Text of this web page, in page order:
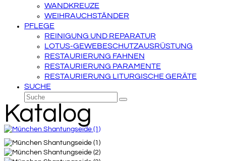
WANDKREUZE
WEIHRAUCHSTÄNDER
PFLEGE
REINIGUNG UND REPARATUR
LOTUS-GEWEBESCHUTZAUSRÜSTUNG
RESTAURIERUNG FAHNEN
RESTAURIERUNG PARAMENTE
RESTAURIERUNG LITURGISCHE GERÄTE
SUCHE
Suche
Senden
Katalog